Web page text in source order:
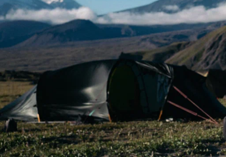
Дневник
Магазин
Контакты